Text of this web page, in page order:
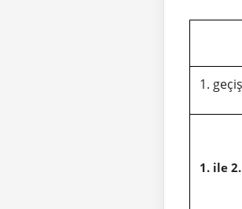
1. geçiş
1. ile